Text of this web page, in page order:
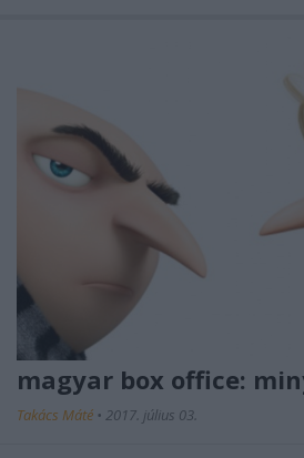
magyar box office:
Takács Máté • 2017. július 03.